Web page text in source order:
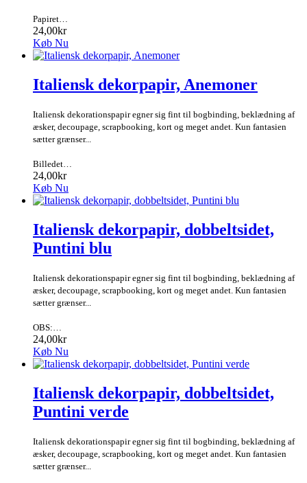
Papiret…
24,00kr
Køb Nu
Italiensk dekorpapir, Anemoner
Italiensk dekorationspapir egner sig fint til bogbinding, beklædning af
æsker, decoupage, scrapbooking, kort og meget andet. Kun fantasien
sætter grænser...
Billedet…
24,00kr
Køb Nu
Italiensk dekorpapir, dobbeltsidet,
Puntini blu
Italiensk dekorationspapir egner sig fint til bogbinding, beklædning af
æsker, decoupage, scrapbooking, kort og meget andet. Kun fantasien
sætter grænser...
OBS:…
24,00kr
Køb Nu
Italiensk dekorpapir, dobbeltsidet,
Puntini verde
Italiensk dekorationspapir egner sig fint til bogbinding, beklædning af
æsker, decoupage, scrapbooking, kort og meget andet. Kun fantasien
sætter grænser...